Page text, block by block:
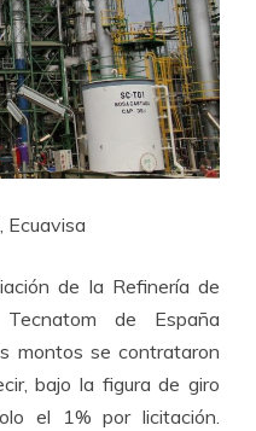
Ecuavisa
de la Refinería de
Tecnatom de España
montos se contrataron
bajo la figura de giro
el 1% por licitación.